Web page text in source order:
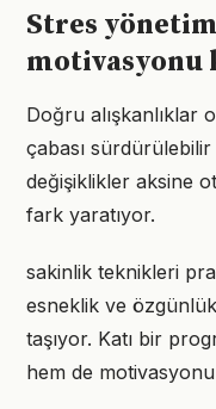
Stres
motivasyonu
Doğru alışkanlıklar
çabası
değişiklikler aksine
fark yaratıyor.
sakinlik teknikleri
esneklik ve
taşıyor. Katı bir
hem de